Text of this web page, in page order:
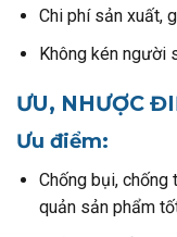
Chi phí sản xuất,
Không kén người
ƯU, NHƯỢC
Ưu điểm:
Chống bụi,
quản sản phẩm